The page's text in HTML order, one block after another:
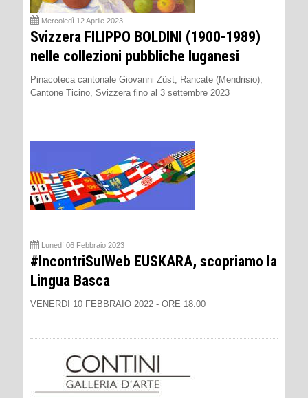
Mercoledì 12 Aprile 2023
Svizzera FILIPPO BOLDINI (1900-1989)
nelle collezioni pubbliche luganesi
Pinacoteca cantonale Giovanni Züst, Rancate (Mendrisio),
Cantone Ticino, Svizzera fino al 3 settembre 2023
Lunedì 06 Febbraio 2023
#IncontriSulWeb EUSKARA, scopriamo la
Lingua Basca
VENERDI 10 FEBBRAIO 2022 - ORE 18.00